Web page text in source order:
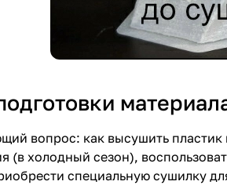
вопрос: как высушить
(в холодный сезон),
специальную сушилку